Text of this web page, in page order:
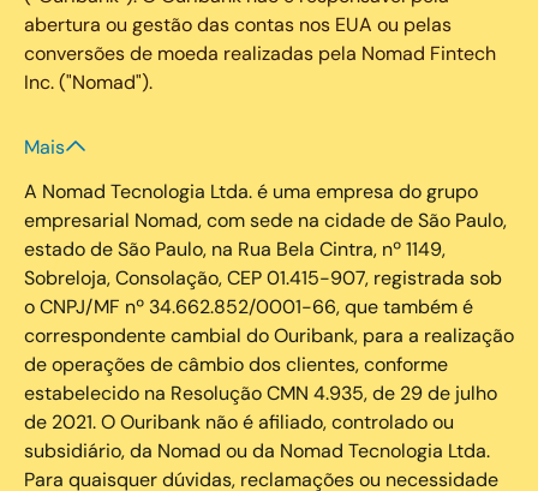
abertura ou gestão das contas nos EUA ou pelas
conversões de moeda realizadas pela Nomad Fintech
Inc. ("Nomad").
Mais
A Nomad Tecnologia Ltda. é uma empresa do grupo
empresarial Nomad, com sede na cidade de São Paulo,
estado de São Paulo, na Rua Bela Cintra, nº 1149,
Sobreloja, Consolação, CEP 01.415-907, registrada sob
o CNPJ/MF nº 34.662.852/0001-66, que também é
correspondente cambial do Ouribank, para a realização
de operações de câmbio dos clientes, conforme
estabelecido na Resolução CMN 4.935, de 29 de julho
de 2021. O Ouribank não é afiliado, controlado ou
subsidiário, da Nomad ou da Nomad Tecnologia Ltda.
Para quaisquer dúvidas, reclamações ou necessidade